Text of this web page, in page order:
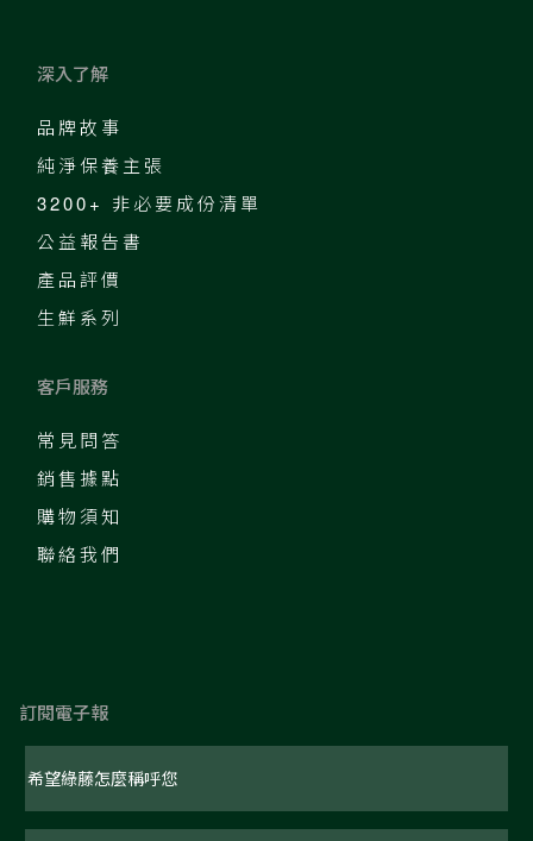
深入了解
品牌故事
純淨保養主張
3200+ 非必要成份清單
公益報告書
產品評價
生鮮系列
客戶服務
常見問答
銷售據點
購物須知
聯絡我們
訂閱電子報